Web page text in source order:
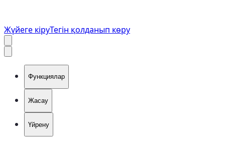
Жүйеге кіруТегін қолданып көру
Функциялар
Жасау
Үйрену